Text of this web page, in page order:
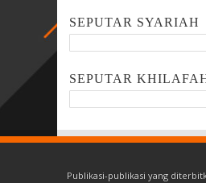
SEPUTAR SYARIAH
SEPUTAR
Publikasi-publikasi yang